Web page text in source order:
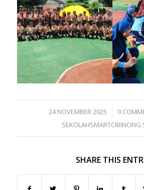
24 NOVEMBER 2025
/ 0 /
SHARE THIS